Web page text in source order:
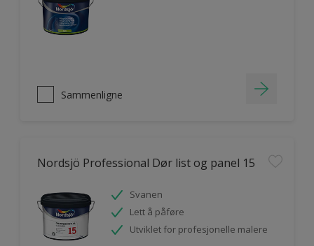
Sammenligne
Nordsjö Professional Dør list og panel 15
Svanen
Lett å påføre
Utviklet for profesjonelle malere